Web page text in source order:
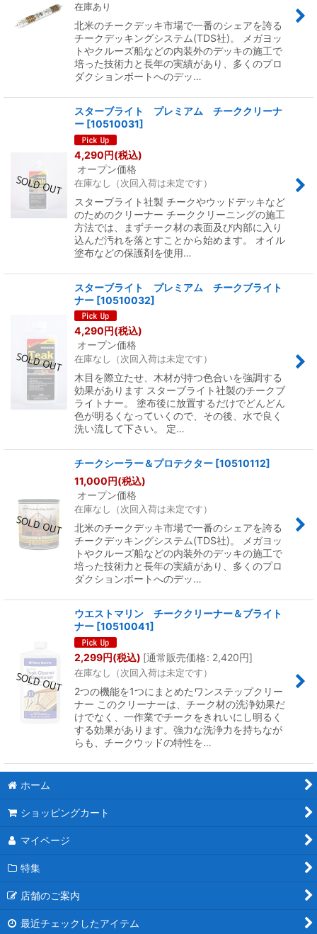
在庫あり
北米のチークデッキ市場で一番のシェアを誇る
チークデッキングシステム(TDS社)。 メガヨッ
トやクルーズ船などの内装外のデッキの施工で
培った技術力と長年の実績があり、多くのプロ
ダクションボートへのデッ…
スターブライト プレミアム チーククリーナ
ー [10510031]
4,290円(税込)
オープン価格
在庫なし（次回入荷は未定です）
スターブライト社製 チークやウッドデッキなど
のためのクリーナー チーククリーニングの施工
方法では、まずチーク材の表面及び内部に入り
込んだ汚れを落とすことから始めます。 オイル
塗布などの保護剤を使用…
スターブライト プレミアム チークブライト
ナー [10510032]
4,290円(税込)
オープン価格
在庫なし（次回入荷は未定です）
木目を際立たせ、木材が持つ色合いを強調する
効果があります スターブライト社製のチークブ
ライトナー。 塗布後に放置するだけでどんどん
色が明るくなっていくので、その後、水で良く
洗い流して下さい。 定…
チークシーラー＆プロテクター [10510112]
11,000円(税込)
オープン価格
在庫なし（次回入荷は未定です）
北米のチークデッキ市場で一番のシェアを誇る
チークデッキングシステム(TDS社)。 メガヨッ
トやクルーズ船などの内装外のデッキの施工で
培った技術力と長年の実績があり、多くのプロ
ダクションボートへのデッ…
ウエストマリン チーククリーナー＆ブライト
ナー [10510041]
2,299円(税込) [通常販売価格: 2,420円]
在庫なし（次回入荷は未定です）
2つの機能を1つにまとめたワンステップクリー
ナー このクリーナーは、チーク材の洗浄効果だ
けでなく、一作業でチークをきれいにし明るく
する効果があります。強力な洗浄力を持ちなが
らも、チークウッドの特性を…
ホーム
ショッピングカート
マイページ
特集
店舗のご案内
最近チェックしたアイテム